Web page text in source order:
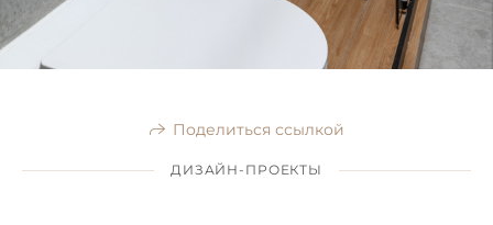
Поделиться ссылкой
ДИЗАЙН-ПРОЕКТЫ